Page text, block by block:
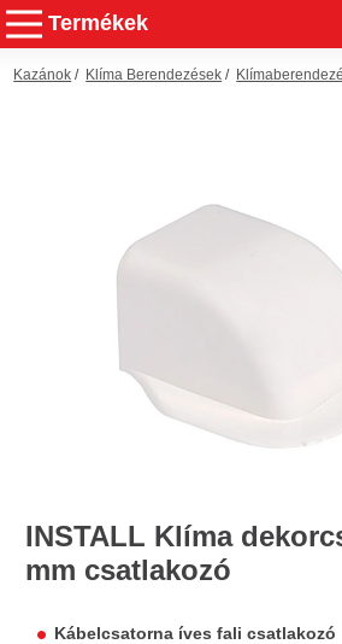
Termékek
Kazánok / Klíma Berendezések /
INSTALL Klíma
mm csatlakozó
Kábelcsatorna íves fali csatlakozó